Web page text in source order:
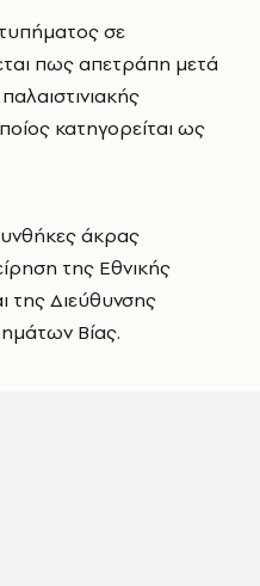
σε
πως απετράπη μετά
κατηγορείται ως
άκρας
της Εθνικής
της Διεύθυνσης
Βίας.